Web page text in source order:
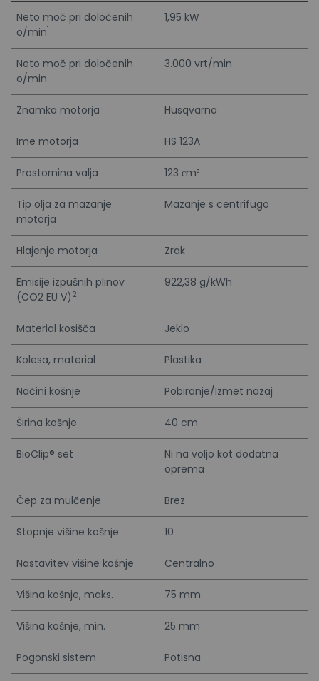
Neto moč pri določenih
o/min1
1,95 kW
Neto moč pri določenih
o/min
3.000 vrt/min
Znamka motorja Husqvarna
Ime motorja HS 123A
Prostornina valja 123 сm³
Tip olja za mazanje
motorja
Mazanje s centrifugo
Hlajenje motorja Zrak
Emisije izpušnih plinov
(CO2 EU V) 2
922,38 g/kWh
Material kosišča Jeklo
Kolesa, material Plastika
Načini košnje Pobiranje/Izmet nazaj
Širina košnje 40 cm
BioClip® set
Ni na voljo kot dodatna
oprema
Čep za mulčenje Brez
Stopnje višine košnje 10
Nastavitev višine košnje Centralno
Višina košnje, maks. 75 mm
Višina košnje, min. 25 mm
Pogonski sistem Potisna